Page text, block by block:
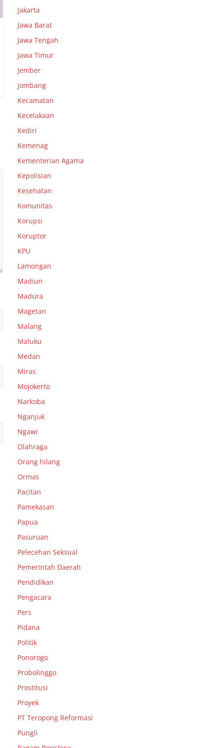
Jakarta
Jawa Barat
Jawa Tengah
Jawa Timur
Jember
Jombang
Kecamatan
Kecelakaan
Kediri
Kemenag
Kementerian Agama
Kepolisian
Kesehatan
Komunitas
Korupsi
Koruptor
KPU
Lamongan
Madiun
Madura
Magetan
Malang
Maluku
Medan
Miras
Mojokerto
Narkoba
Nganjuk
Ngawi
Olahraga
Orang hilang
Ormas
Pacitan
Pamekasan
Papua
Pasuruan
Pelecehan Seksual
Pemerintah Daerah
Pendidikan
Pengacara
Pers
Pidana
Politik
Ponorogo
Probolinggo
Prostitusi
Proyek
PT Teropong Reformasi
Pungli